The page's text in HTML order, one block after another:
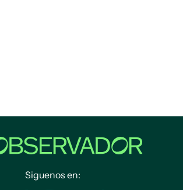
Siguenos en: